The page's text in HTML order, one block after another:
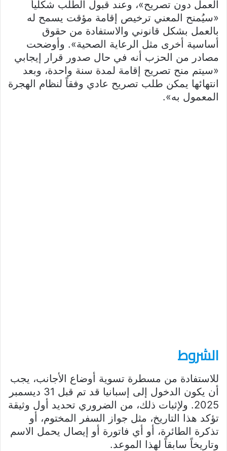
العمل دون تصريح»، وعند قبول الطلب شكلياً
«سيُمنح المعني ترخيص إقامة مؤقت يسمح له
بالعمل بشكل قانوني والاستفادة من حقوق
أساسية أخرى مثل الرعاية الصحية». وأوضحت
مصادر من الحزب أنه في حال صدور قرار إيجابي
«سيتم منح تصريح إقامة لمدة سنة واحدة، وبعد
انتهائها يمكن طلب تصريح عادي وفقاً لنظام الهجرة
المعمول به».
الشروط
للاستفادة من مسطرة تسوية أوضاع الأجانب، يجب
أن يكون الدخول إلى إسبانيا قد تم قبل 31 ديسمبر
2025. ولإثبات ذلك، من الضروري تحديد أول وثيقة
تؤكد هذا التاريخ، مثل جواز السفر المختوم، أو
تذكرة الطائرة، أو أي فاتورة أو إيصال يحمل الاسم
وتاريخاً سابقاً لهذا الموعد.